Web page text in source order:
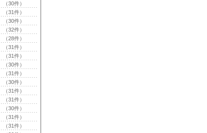
（30件）
（31件）
（30件）
（32件）
（28件）
（31件）
（31件）
（30件）
（31件）
（30件）
（31件）
（31件）
（30件）
（31件）
（31件）